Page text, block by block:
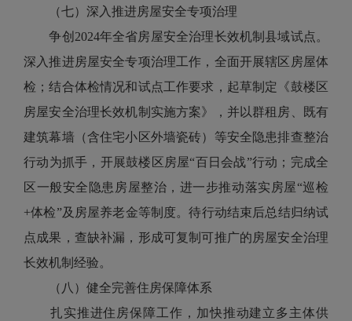
（七）深入推进房屋安全专项治理
争创2024年全省房屋安全治理长效机制县域试点。
深入推进房屋安全专项治理工作，全面开展辖区房屋体
检；结合体检情况和试点工作要求，起草制定《鼓楼区
房屋安全治理长效机制实施方案》，并以群租房、既有
建筑幕墙（含住宅小区外墙瓷砖）等安全隐患排查整治
行动为抓手，开展鼓楼区房屋“百日会战”行动；完成全
区一般安全隐患房屋整治，进一步推动落实房屋“巡检
+体检”及房屋养老金等制度。待行动结束后总结归纳试
点成果，查缺补漏，形成可复制可推广的房屋安全治理
长效机制经验。
（八）健全完善住房保障体系
扎实推进住房保障工作，加快推动建立多主体供